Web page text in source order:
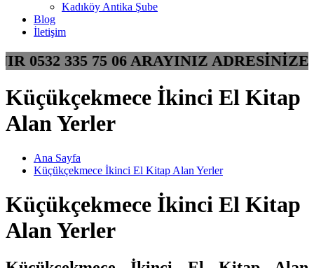
Kadıköy Antika Şube
Blog
İletişim
0532 335 75 06 ARAYINIZ
Küçükçekmece İkinci El Kitap
Alan Yerler
Ana Sayfa
Küçükçekmece İkinci El Kitap Alan Yerler
Küçükçekmece İkinci El Kitap
Alan Yerler